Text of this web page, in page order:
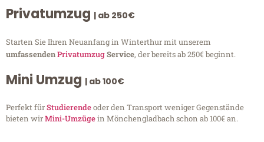
Privatumzug | ab 250€
Starten Sie Ihren Neuanfang in Winterthur mit unserem
umfassendenPrivatumzugService, der bereits ab 250€ beginnt.
Mini Umzug | ab 100€
Perfekt fürStudierendeoder den Transport weniger Gegenstände
bieten wirMini-Umzügein Mönchengladbach schon ab 100€ an.